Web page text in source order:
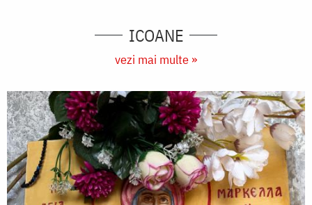
ICOANE
vezi mai multe »